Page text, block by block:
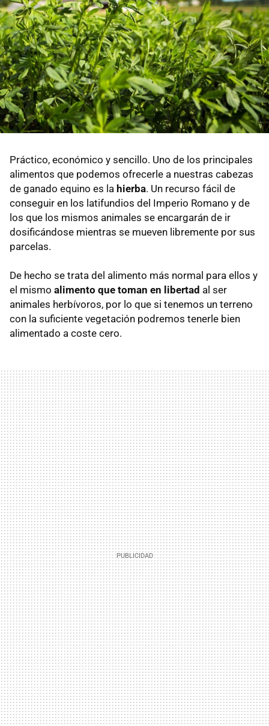
Práctico, económico y sencillo. Uno de los principales
alimentos que podemos ofrecerle a nuestras cabezas
de ganado equino es la hierba. Un recurso fácil de
conseguir en los latifundios del Imperio Romano y de
los que los mismos animales se encargarán de ir
dosificándose mientras se mueven libremente por sus
parcelas.
De hecho se trata del alimento más normal para ellos y
el mismo alimento que toman en libertad al ser
animales herbívoros, por lo que si tenemos un terreno
con la suficiente vegetación podremos tenerle bien
alimentado a coste cero.